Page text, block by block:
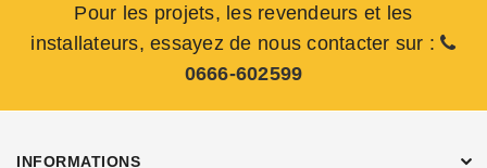
Pour les projets, les revendeurs et les
installateurs, essayez de nous contacter sur :
0666-602599
INFORMATIONS